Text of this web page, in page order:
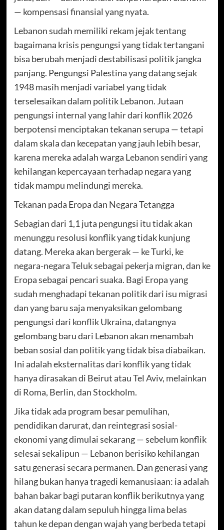
— kompensasi finansial yang nyata.
Lebanon sudah memiliki rekam jejak tentang
bagaimana krisis pengungsi yang tidak tertangani
bisa berubah menjadi destabilisasi politik jangka
panjang. Pengungsi Palestina yang datang sejak
1948 masih menjadi variabel yang tidak
terselesaikan dalam politik Lebanon. Jutaan
pengungsi internal yang lahir dari konflik 2026
berpotensi menciptakan tekanan serupa — tetapi
dalam skala dan kecepatan yang jauh lebih besar,
karena mereka adalah warga Lebanon sendiri yang
kehilangan kepercayaan terhadap negara yang
tidak mampu melindungi mereka.
Tekanan pada Eropa dan Negara Tetangga
Sebagian dari 1,1 juta pengungsi itu tidak akan
menunggu resolusi konflik yang tidak kunjung
datang. Mereka akan bergerak — ke Turki, ke
negara-negara Teluk sebagai pekerja migran, dan ke
Eropa sebagai pencari suaka. Bagi Eropa yang
sudah menghadapi tekanan politik dari isu migrasi
dan yang baru saja menyaksikan gelombang
pengungsi dari konflik Ukraina, datangnya
gelombang baru dari Lebanon akan menambah
beban sosial dan politik yang tidak bisa diabaikan.
Ini adalah eksternalitas dari konflik yang tidak
hanya dirasakan di Beirut atau Tel Aviv, melainkan
di Roma, Berlin, dan Stockholm.
Jika tidak ada program besar pemulihan,
pendidikan darurat, dan reintegrasi sosial-
ekonomi yang dimulai sekarang — sebelum konflik
selesai sekalipun — Lebanon berisiko kehilangan
satu generasi secara permanen. Dan generasi yang
hilang bukan hanya tragedi kemanusiaan: ia adalah
bahan bakar bagi putaran konflik berikutnya yang
akan datang dalam sepuluh hingga lima belas
tahun ke depan dengan wajah yang berbeda tetapi